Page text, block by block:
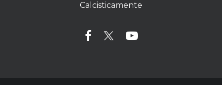
Calcisticamente